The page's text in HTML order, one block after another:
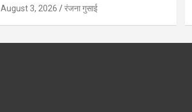
August 3, 2026 रंजना गुसाई